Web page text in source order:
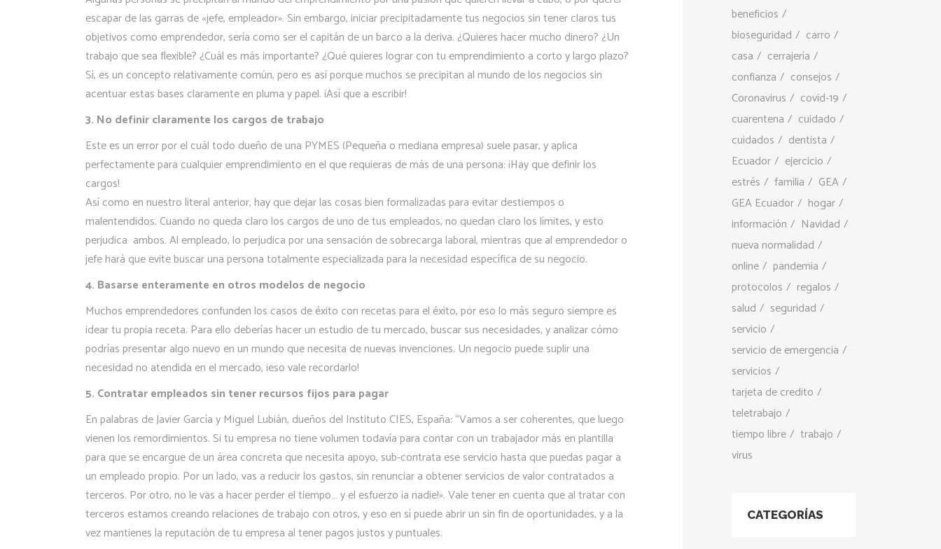
escapar de las garras de «jefe, empleador». Sin embargo, iniciar precipitadamente tus negocios sin tener claros tus
objetivos como emprendedor, sería como ser el capitán de un barco a la deriva. ¿Quieres hacer mucho dinero? ¿Un
trabajo que sea flexible? ¿Cuál es más importante? ¿Qué quieres lograr con tu emprendimiento a corto y largo plazo?
Sí, es un concepto relativamente común, pero es así porque muchos se precipitan al mundo de los negocios sin
acentuar estas bases claramente en pluma y papel. ¡Así que a escribir!
3. No definir claramente los cargos de trabajo
Este es un error por el cuál todo dueño de una PYMES (Pequeña o mediana empresa) suele pasar, y aplica
perfectamente para cualquier emprendimiento en el que requieras de más de una persona: ¡Hay que definir los
cargos!
Así como en nuestro literal anterior, hay que dejar las cosas bien formalizadas para evitar destiempos o
malentendidos. Cuando no queda claro los cargos de uno de tus empleados, no quedan claro los límites, y esto
perjudica ambos. Al empleado, lo perjudica por una sensación de sobrecarga laboral, mientras que al emprendedor o
jefe hará que evite buscar una persona totalmente especializada para la necesidad específica de su negocio.
4. Basarse enteramente en otros modelos de negocio
Muchos emprendedores confunden los casos de éxito con recetas para el éxito, por eso lo más seguro siempre es
idear tu propia receta. Para ello deberías hacer un estudio de tu mercado, buscar sus necesidades, y analizar cómo
podrías presentar algo nuevo en un mundo que necesita de nuevas invenciones. Un negocio puede suplir una
necesidad no atendida en el mercado, ¡eso vale recordarlo!
5. Contratar empleados sin tener recursos fijos para pagar
En palabras de Javier García y Miguel Lubián, dueños del Instituto CIES, España: “Vamos a ser coherentes, que luego
vienen los remordimientos. Si tu empresa no tiene volumen todavía para contar con un trabajador más en plantilla
para que se encargue de un área concreta que necesita apoyo, sub-contrata ese servicio hasta que puedas pagar a
un empleado propio. Por un lado, vas a reducir los gastos, sin renunciar a obtener servicios de valor contratados a
terceros. Por otro, no le vas a hacer perder el tiempo… y el esfuerzo ¡a nadie!». Vale tener en cuenta que al tratar con
terceros estamos creando relaciones de trabajo con otros, y eso en sí puede abrir un sin fin de oportunidades, y a la
vez mantienes la reputación de tu empresa al tener pagos justos y puntuales.
beneficios
bioseguridad
carro
casa
cerrajería
confianza
consejos
Coronavirus
covid-19
cuarentena
cuidado
cuidados
dentista
Ecuador
ejercicio
estrés
familia
GEA
GEA Ecuador
hogar
información
Navidad
nueva normalidad
online
pandemia
protocolos
regalos
salud
seguridad
servicio
servicio de emergencia
servicios
tarjeta de credito
teletrabajo
tiempo libre
trabajo
virus
CATEGORÍAS